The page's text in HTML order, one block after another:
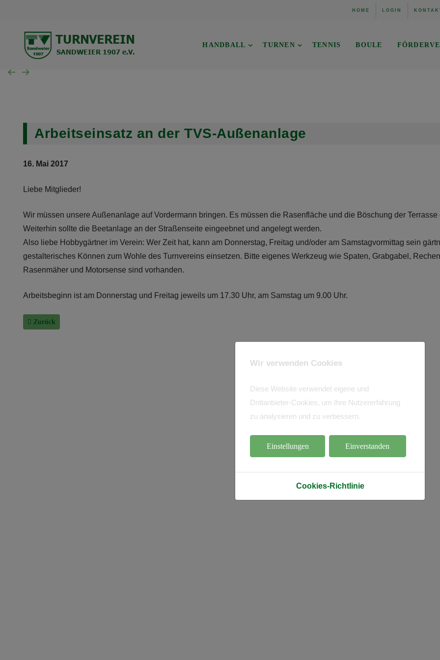
HOME LOGIN
HANDBALL TURNEN TENNIS BOULE
Arbeitseinsatz an der TVS-Außenanlage
16. Mai 2017
Liebe Mitglieder!
Wir müssen unsere Außenanlage auf Vordermann bringen. Es müssen die Rasenfläche und die Böschung der Terrasse
Weiterhin sollte die Beetanlage an der Straßenseite eingeebnet und angelegt werden.
Also liebe Hobbygärtner im Verein: Wer Zeit hat, kann am Donnerstag, Freitag und/oder am Samstagvormittag sein
gestalterisches Können zum Wohle des Turnvereins einsetzen. Bitte eigenes Werkzeug wie Spaten, Grabgabel,
Rasenmäher und Motorsense sind vorhanden.
Arbeitsbeginn ist am Donnerstag und Freitag jeweils um 17.30 Uhr, am Samstag um 9.00 Uhr.
Vorheriger Beitrag: Unser Clubhaus: Die Arbeiten gehen weiter!
Zurück
Wir verwenden Cookies
Diese Website verwendet eigene und
Drittanbieter-Cookies, um Ihre Nutzererfahrung
zu analysieren und zu verbessern.
Einstellungen Einverstanden
Cookies-Richtlinie
TVS Baden-Baden 1907
Wochenübersicht TVS
Wochenübersicht SG
Trainingszeiten
Gerätturnen w.
Verwaltung
Mannschaft der Woche